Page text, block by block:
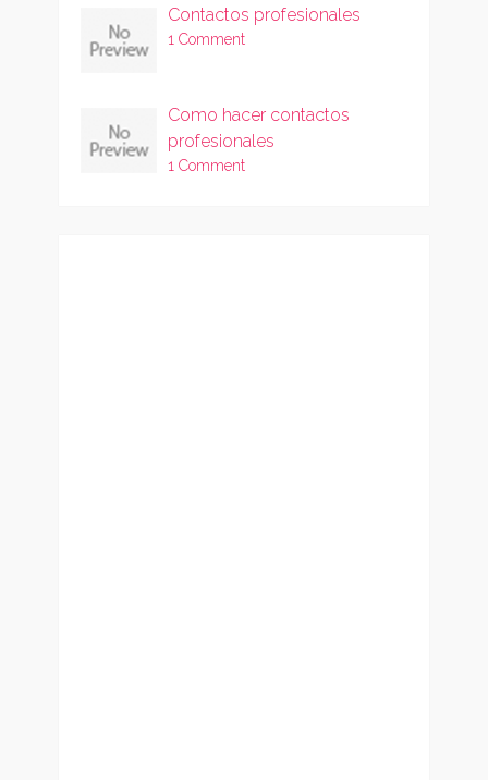
Contactos profesionales
1 Comment
Como hacer contactos
profesionales
1 Comment